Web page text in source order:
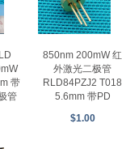
带
管
850nm 200mW 红
外激光二极管
RLD84PZJ2 T018
5.6mm 带PD
$1.00